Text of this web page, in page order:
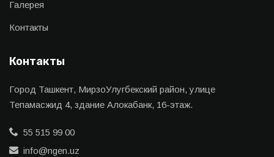
Галерея
Контакты
Контакты
Город Ташкент, МирзоУлугбекский район, улице
Тепамасжид 4, здание Алокабанк, 16-этаж.
55 515 99 00
info@ngen.uz